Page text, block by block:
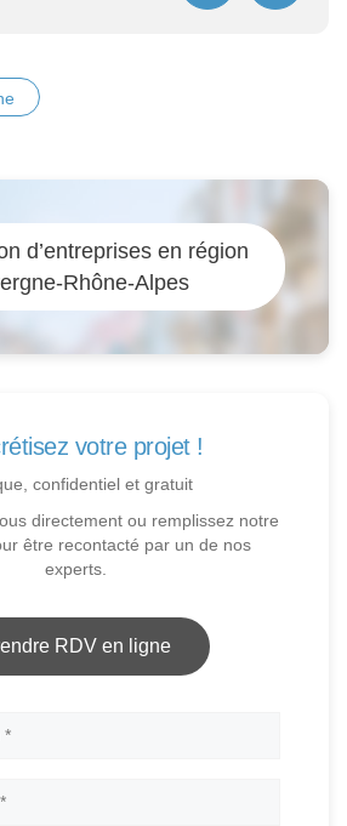
d’entreprises en région
Rhône-Alpes
votre projet !
confidentiel et gratuit
directement ou remplissez notre
être recontacté par un de nos
experts.
RDV en ligne